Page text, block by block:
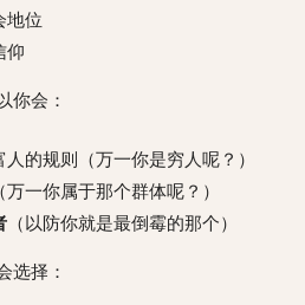
地位
仰
你会：
的规则（万一你是穷人呢？）
一你属于那个群体呢？）
（以防你就是最倒霉的那个）
选择：